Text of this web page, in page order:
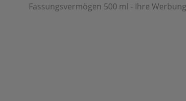
Fassungsvermögen 500 ml - Ihre